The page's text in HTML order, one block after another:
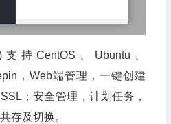
持CentOS、Ubuntu、
，Web端管理，一键创建
；安全管理，计划任务，
存及切换。